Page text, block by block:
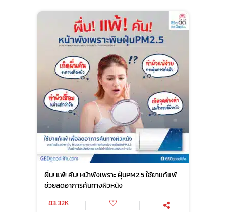
ผื่น! แพ้! คัน! หน้าพังเพราะ ฝุ่นPM2.5 ใช้ยาแก้แพ้
ช่วยลดอาการคันทางผิวหนัง
83.32K